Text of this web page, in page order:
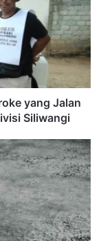
yang Jalan
Siliwangi